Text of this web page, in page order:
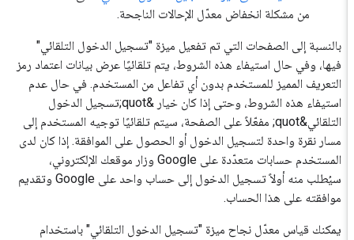
من مشكلة انخفاض معدّل الإحالات الناجحة.
بالنسبة إلى الصفحات التي تم تفعيل ميزة "تسجيل الدخول التلقائي"
فيها، وفي حال استيفاء هذه الشروط، يتم تلقائيًا عرض بيانات اعتماد رمز
التعريف المميز للمستخدم بدون أي تفاعل من المستخدم. في حال عدم
استيفاء هذه الشروط، وحتى إذا كان خيار &quot;تسجيل الدخول
التلقائي&quot; مفعّلاً على الصفحة، سيتم تلقائيًا توجيه المستخدم إلى
مسار نقرة واحدة لتسجيل الدخول أو الحصول على الموافقة. إذا كان لدى
المستخدم حسابات متعدّدة على Google وزار موقعك الإلكتروني،
سيُطلب منه أولاً تسجيل الدخول إلى حساب واحد على Google وتقديم
موافقته على هذا الحساب.
يمكنك قياس معدّل نجاح ميزة "تسجيل الدخول التلقائي" باستخدام